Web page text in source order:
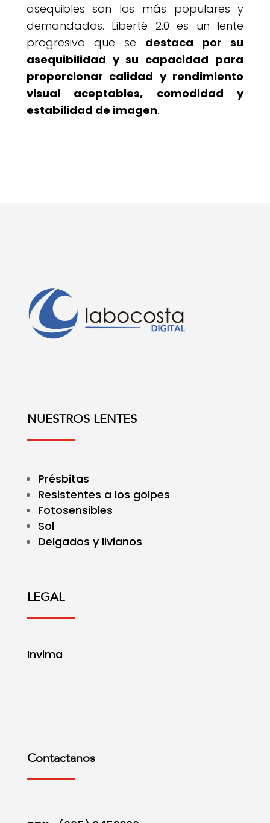
asequibles son los más populares y
demandados. Liberté 2.0 es un lente
progresivo que se destaca por su
asequibilidad y su capacidad para
proporcionar calidad y rendimiento
visual aceptables, comodidad y
estabilidad de imagen.
NUESTROS LENTES
Présbitas
Resistentes a los golpes
Fotosensibles
Sol
Delgados y livianos
LEGAL
Invima
Contactanos